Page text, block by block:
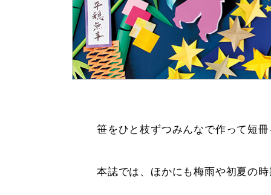
笹をひと枝ずつみんなで作って短
本誌では、ほかにも梅雨や初夏の